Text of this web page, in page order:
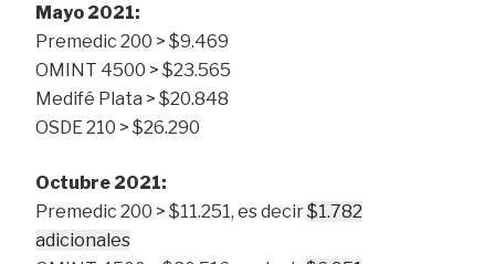
Mayo 2021:
Premedic 200 > $9.469
OMINT 4500 > $23.565
Medifé Plata > $20.848
OSDE 210 > $26.290
Octubre 2021:
Premedic 200 > $11.251, es decir$1.782
adicionales